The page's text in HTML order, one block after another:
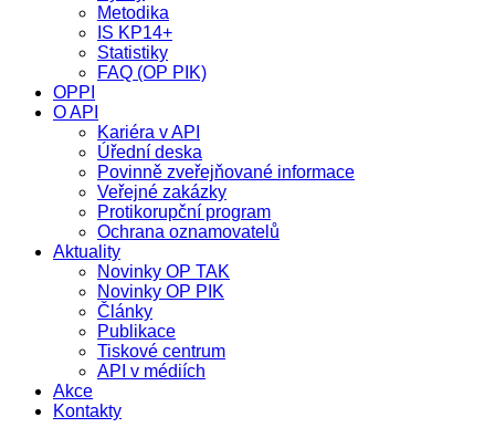
Metodika
IS KP14+
Statistiky
FAQ (OP PIK)
OPPI
O API
Kariéra v API
Úřední deska
Povinně zveřejňované informace
Veřejné zakázky
Protikorupční program
Ochrana oznamovatelů
Aktuality
Novinky OP TAK
Novinky OP PIK
Články
Publikace
Tiskové centrum
API v médiích
Akce
Kontakty